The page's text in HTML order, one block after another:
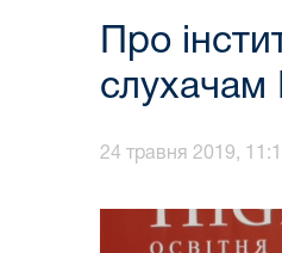
Про
слухачам
24 травня 2019,